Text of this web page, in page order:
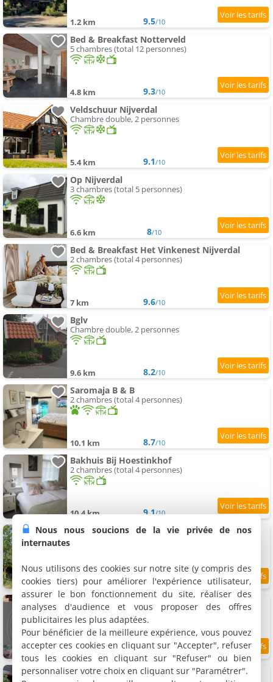
1.2 km 9.5/10
Bed & Breakfast Notterveld
5 chambres (total 12 personnes)
4.8 km 9.3/10
Veldschuur Nijverdal
Chambre double, 2 personnes
5.4 km 9.1/10
Op Nijverdal
3 chambres (total 5 personnes)
6.6 km 8/10
Bed & Breakfast Het Vinkenest Nijverdal
2 chambres (total 4 personnes)
7 km 9.6/10
Bglv
Chambre double, 2 personnes
9.6 km 8.2/10
Saromaja B & B
2 chambres (total 4 personnes)
10.1 km 8.7/10
Bakhuis Bij Hoestinkhof
2 chambres (total 4 personnes)
10.4 km 9.1/10
Het Heerengoedt
10.4 km 9.4/10
Bed & Breakfast Hellendoorn
Chambre lits jumeaux, 2 personnes
10.5 km 8.7
B & B Biej' oons tuus
Nous nous soucions de la vie privée de nos
internautes
Nous utilisons des cookies sur notre site (y compris des
cookies tiers) pour améliorer l'expérience utilisateur,
assurer le bon fonctionnement du site, réaliser des
analyses d'audience et vous proposer des offres
publicitaires les plus adaptées.
Pour bénéficier de la meilleure expérience, vous pouvez
accepter ces cookies en cliquant sur "Accepter", refuser
tous les cookies en cliquant sur "Refuser" ou bien
personnaliser votre choix en cliquant sur "Paramétrer".